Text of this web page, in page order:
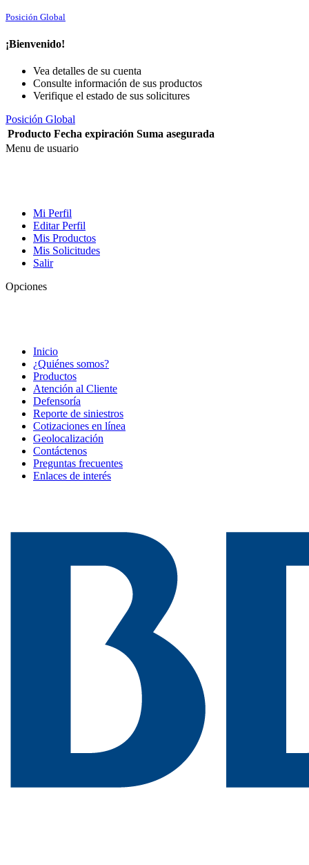
Posición Global
¡Bienvenido!
Vea detalles de su cuenta
Consulte información de sus productos
Verifique el estado de sus solicitures
Posición Global
Producto Fecha expiración Suma asegurada
Menu de usuario
Mi Perfil
Editar Perfil
Mis Productos
Mis Solicitudes
Salir
Opciones
Inicio
¿Quiénes somos?
Productos
Atención al Cliente
Defensoría
Reporte de siniestros
Cotizaciones en línea
Geolocalización
Contáctenos
Preguntas frecuentes
Enlaces de interés